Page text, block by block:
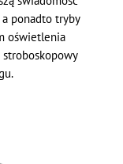
ponadto tryby
oświetlenia